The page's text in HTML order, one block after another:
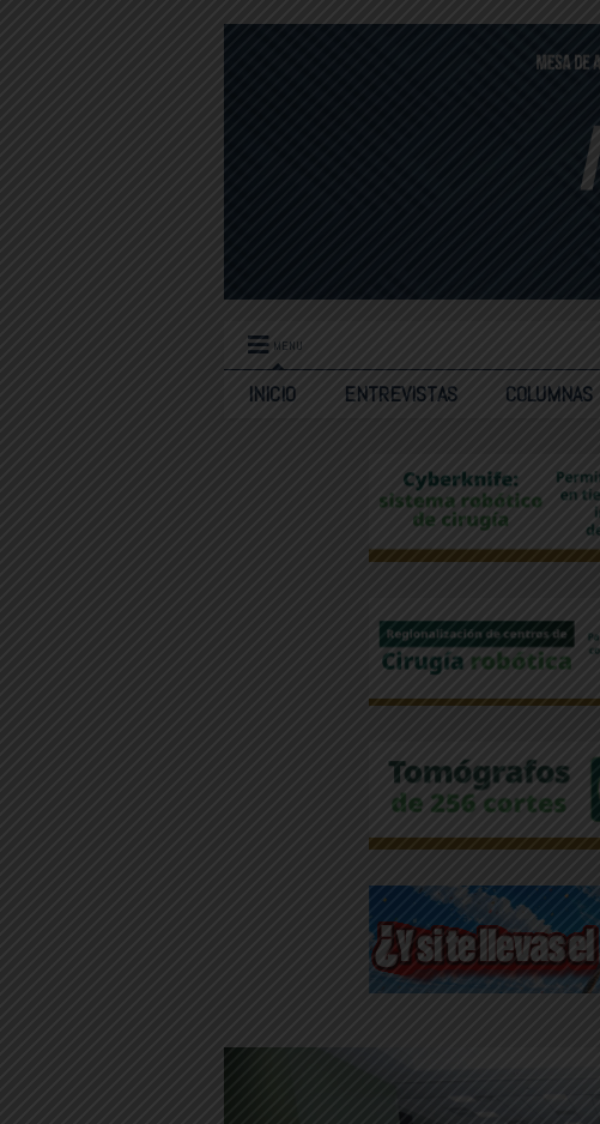
MENU
INICIO ENTREVISTAS COLUMNAS